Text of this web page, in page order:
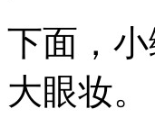
下面，
大眼妆。